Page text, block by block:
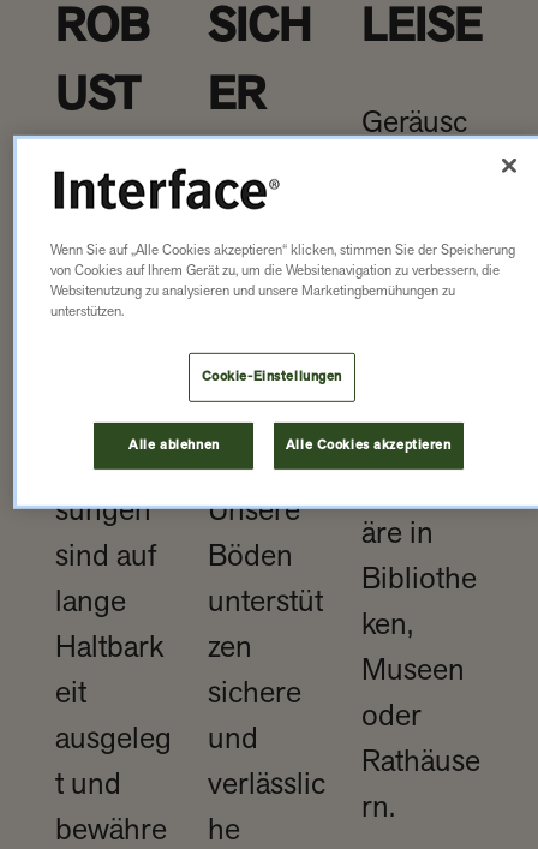
ROB
UST
Hoher
Besuche
randrang
Unsere
Bodenlö
sungen
sind auf
lange
Haltbark
eit
ausgeleg
t und
bewähre
SICH
ER
Rutschfe
st,
emission
schwer
entflamm
bar.
Unsere
Böden
unterstüt
zen
sichere
und
verlässlic
he
LEISE
Geräusc
entstehe
n lassen
ruhige
äre in
Bibliothe
ken,
Museen
oder
Rathäuse
rn.​
Wenn Sie auf „Alle Cookies akzeptieren“ klicken, stimmen Sie der Speicherung
von Cookies auf Ihrem Gerät zu, um die Websitenavigation zu verbessern, die
Websitenutzung zu analysieren und unsere Marketingbemühungen zu
unterstützen.
Cookie-Einstellungen
Alle ablehnen Alle Cookies akzeptieren